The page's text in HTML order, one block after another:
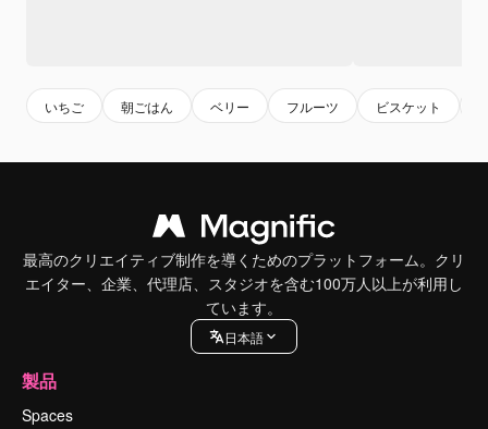
いちご 朝ごはん ベリー フルーツ ビスケット
最高のクリエイティブ制作を導くためのプラットフォーム。クリ
エイター、企業、代理店、スタジオを含む100万人以上が利用し
ています。
日本語
製品
Spaces